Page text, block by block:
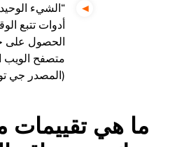
“الشيء
أدوات تتبع
الحصول على
متصفح الويب
(المصدر جي
ما هي تقييمات